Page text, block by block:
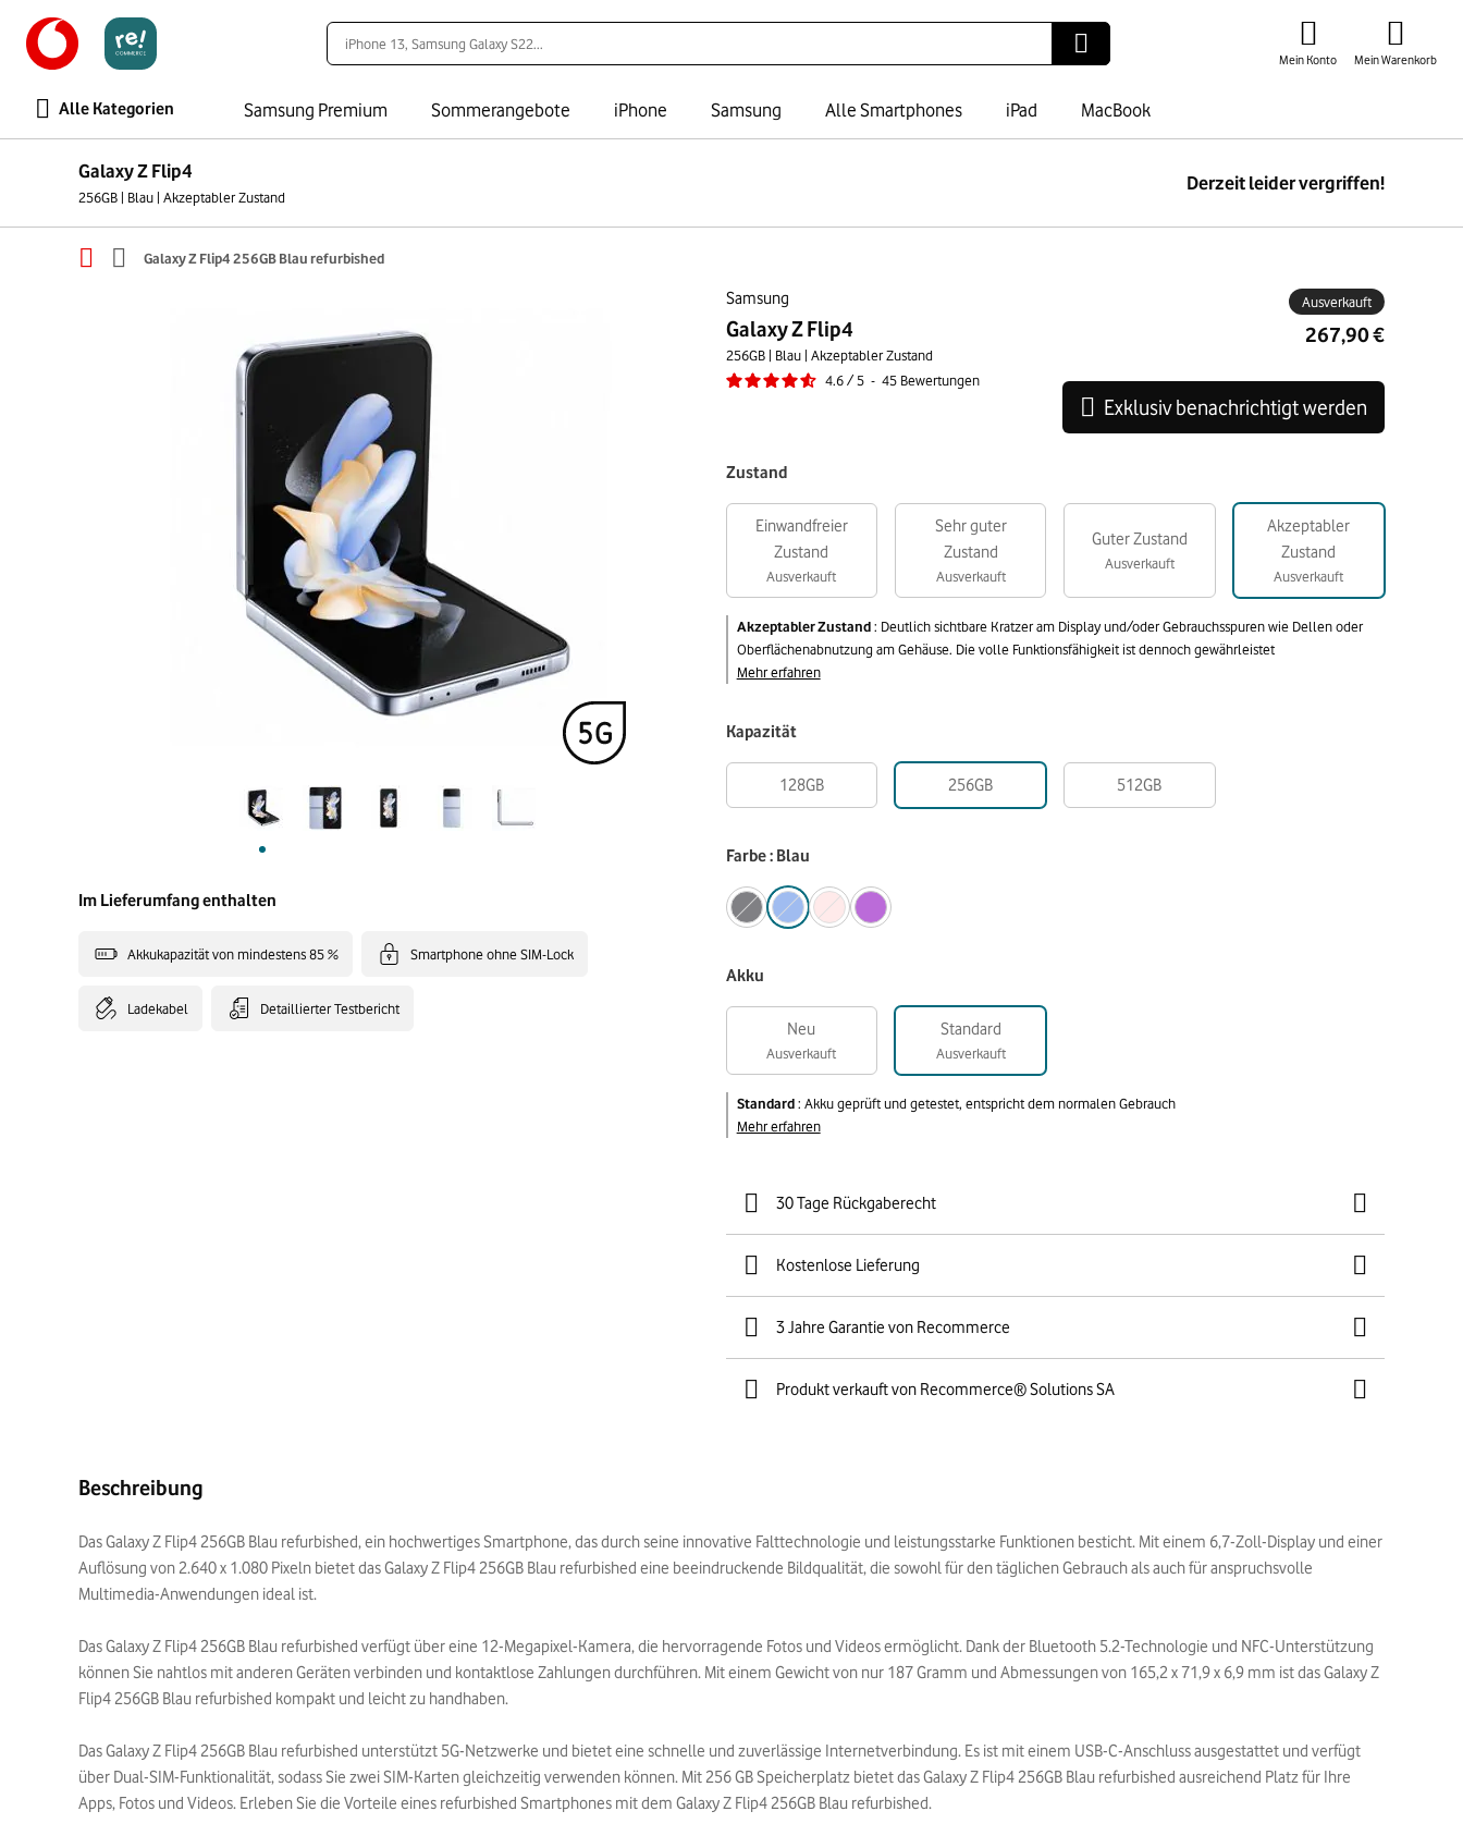
Mein Konto Mein Warenkorb
Alle Kategorien Samsung Premium Sommerangebote iPhone Samsung Alle Smartphones iPad MacBook
Galaxy Z Flip4
256GB | Blau | Akzeptabler Zustand
Derzeit leider vergriffen!
Galaxy Z Flip4 256GB Blau refurbished
Samsung
Galaxy Z Flip4
256GB | Blau | Akzeptabler Zustand
4.6 / 5 - 45 Bewertungen
Ausverkauft
Im Lieferumfang enthalten
Akkukapazität von mindestens 85 % Smartphone ohne SIM-Lock
Ladekabel Detaillierter Testbericht
267,90 €
Exklusiv benachrichtigt werden
Zustand
Einwandfreier
Zustand
Ausverkauft
Sehr guter
Zustand
Ausverkauft
Guter Zustand
Ausverkauft
Akzeptabler
Zustand
Ausverkauft
Akzeptabler Zustand: Deutlich sichtbare Kratzer am Display und/oder Gebrauchsspuren wie Dellen oder
Oberflächenabnutzung am Gehäuse. Die volle Funktionsfähigkeit ist dennoch gewährleistet
Mehr erfahren
Kapazität
128GB 256GB 512GB
Farbe : Blau
Akku
Neu
Ausverkauft
Standard
Ausverkauft
Standard: Akku geprüft und getestet, entspricht dem normalen Gebrauch
Mehr erfahren
30 Tage Rückgaberecht
Kostenlose Lieferung
3 Jahre Garantie von Recommerce
Produkt verkauft von Recommerce® Solutions SA
Beschreibung
Das Galaxy Z Flip4 256GB Blau refurbished, ein hochwertiges Smartphone, das durch seine innovative Falttechnologie und leistungsstarke Funktionen besticht. Mit einem 6,7-Zoll-Display und einer
Auflösung von 2.640 x 1.080 Pixeln bietet das Galaxy Z Flip4 256GB Blau refurbished eine beeindruckende Bildqualität, die sowohl für den täglichen Gebrauch als auch für anspruchsvolle
Multimedia-Anwendungen ideal ist.
Das Galaxy Z Flip4 256GB Blau refurbished verfügt über eine 12-Megapixel-Kamera, die hervorragende Fotos und Videos ermöglicht. Dank der Bluetooth 5.2-Technologie und NFC-Unterstützung
können Sie nahtlos mit anderen Geräten verbinden und kontaktlose Zahlungen durchführen. Mit einem Gewicht von nur 187 Gramm und Abmessungen von 165,2 x 71,9 x 6,9 mm ist das Galaxy Z
Flip4 256GB Blau refurbished kompakt und leicht zu handhaben.
Das Galaxy Z Flip4 256GB Blau refurbished unterstützt 5G-Netzwerke und bietet eine schnelle und zuverlässige Internetverbindung. Es ist mit einem USB-C-Anschluss ausgestattet und verfügt
über Dual-SIM-Funktionalität, sodass Sie zwei SIM-Karten gleichzeitig verwenden können. Mit 256 GB Speicherplatz bietet das Galaxy Z Flip4 256GB Blau refurbished ausreichend Platz für Ihre
Apps, Fotos und Videos. Erleben Sie die Vorteile eines refurbished Smartphones mit dem Galaxy Z Flip4 256GB Blau refurbished.